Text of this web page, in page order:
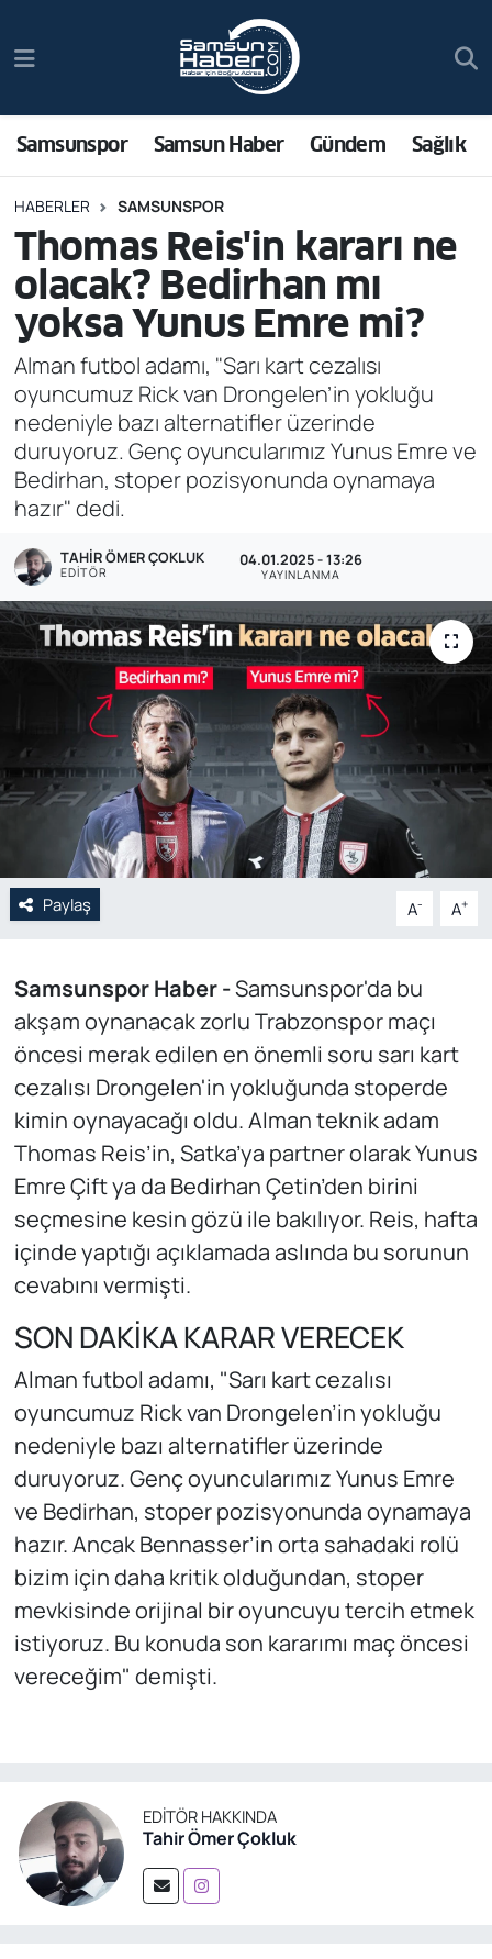
Samsunspor Samsun Haber Gündem Sağlık
HABERLER SAMSUNSPOR
Thomas Reis'in kararı ne
olacak? Bedirhan mı
yoksa Yunus Emre mi?
Alman futbol adamı, "Sarı kart cezalısı
oyuncumuz Rick van Drongelen’in yokluğu
nedeniyle bazı alternatifler üzerinde
duruyoruz. Genç oyuncularımız Yunus Emre ve
Bedirhan, stoper pozisyonunda oynamaya
hazır" dedi.
TAHIR ÖMER ÇOKLUK
EDITÖR
04.01.2025 - 13:26
YAYINLANMA
Paylaş A- A+
Samsunspor Haber -Samsunspor'da bu
akşam oynanacak zorlu Trabzonspor maçı
öncesi merak edilen en önemli soru sarı kart
cezalısı Drongelen'in yokluğunda stoperde
kimin oynayacağı oldu. Alman teknik adam
Thomas Reis’in, Satka’ya partner olarak Yunus
Emre Çift ya da Bedirhan Çetin’den birini
seçmesine kesin gözü ile bakılıyor. Reis, hafta
içinde yaptığı açıklamada aslında bu sorunun
cevabını vermişti.
SON DAKİKA KARAR VERECEK
Alman futbol adamı, "Sarı kart cezalısı
oyuncumuz Rick van Drongelen’in yokluğu
nedeniyle bazı alternatifler üzerinde
duruyoruz. Genç oyuncularımız Yunus Emre
ve Bedirhan, stoper pozisyonunda oynamaya
hazır. Ancak Bennasser’in orta sahadaki rolü
bizim için daha kritik olduğundan, stoper
mevkisinde orijinal bir oyuncuyu tercih etmek
istiyoruz. Bu konuda son kararımı maç öncesi
vereceğim" demişti.
EDITÖR HAKKINDA
Tahir Ömer Çokluk
Samsun Haber
Sağlık
Asayiş
Bilim ve Teknoloji
Bölge
Dünya
Ekonomi
Özel Haber
POLİTİKA
Siyaset
Spor
Web Tv
Yerel
Trafik Durumu
Süper Lig Puan Durumu ve Fikstür
Tüm Manşetler
Son Dakika Haberleri
Haber Arşivi